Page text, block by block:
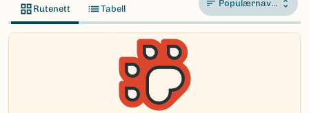
Rutenett Tabell Populærnavn A-Å